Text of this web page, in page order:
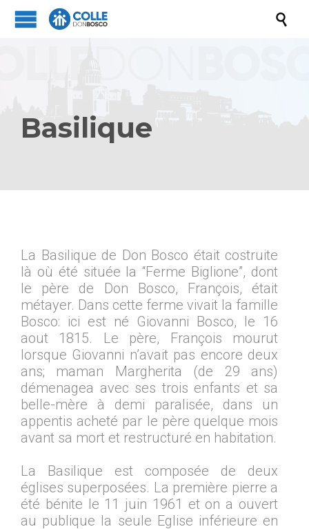

Basilique
La Basilique de Don Bosco était costruite
là où été située la “Ferme Biglione”, dont
le père de Don Bosco, François, était
métayer. Dans cette ferme vivait la famille
Bosco: ici est né Giovanni Bosco, le 16
aout 1815. Le père, François mourut
lorsque Giovanni n’avait pas encore deux
ans; maman Margherita (de 29 ans)
démenagea avec ses trois enfants et sa
belle-mère à demi paralisée, dans un
appentis acheté par le père quelque mois
avant sa mort et restructuré en habitation.
La Basilique est composée de deux
églises superposées. La première pierre a
été bénite le 11 juin 1961 et on a ouvert
au publique la seule Eglise inférieure en